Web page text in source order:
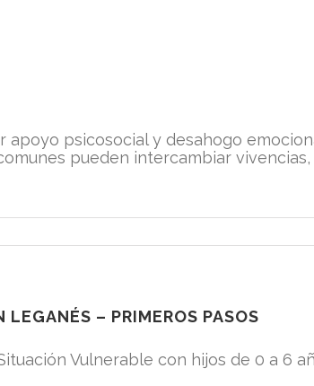
psicosocial y desahogo
pueden intercambiar vivencias,
– PRIMEROS PASOS
Vulnerable con hijos de 0 a 6